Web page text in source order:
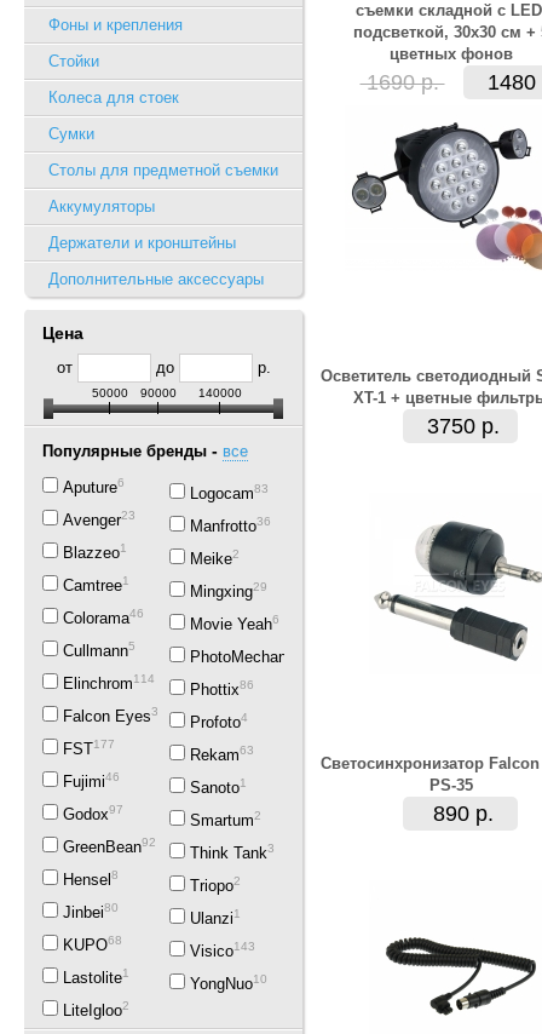
Фоны и крепления
Стойки
Колеса для стоек
Сумки
Столы для предметной съемки
Аккумуляторы
Держатели и кронштейны
Дополнительные аксессуары
Цена
от до р.
50000 90000 140000
Популярные бренды - все
Aputure6
Avenger23
Blazzeo1
Camtree1
Colorama46
Cullmann5
Elinchrom114
Falcon Eyes383
FST177
Fujimi46
Godox97
GreenBean92
Hensel8
Jinbei80
KUPO68
Lastolite1
LiteIgloo2
Logocam83
Manfrotto36
Meike2
Mingxing29
Movie Yeah6
PhotoMechanics
Phottix86
Profoto4
Rekam63
Sanoto1
Smartum2
Think Tank3
Triopo2
Ulanzi1
Visico143
YongNuo10
съемки складной с
подсветкой, 30x30 см +
цветных фонов
1690 р. 1480
Осветитель светодиодный
XT-1 + цветные
3750 р.
Светосинхронизатор
PS-35
890 р.